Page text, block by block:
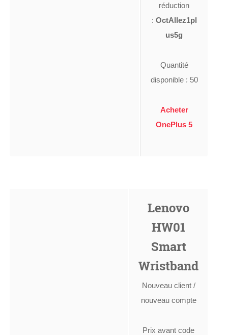
réduction
: OctAllez1pl
us5g
Quantité
disponible : 50
Acheter
OnePlus 5
Lenovo
HW01
Smart
Wristband
Nouveau client /
nouveau compte
Prix avant code